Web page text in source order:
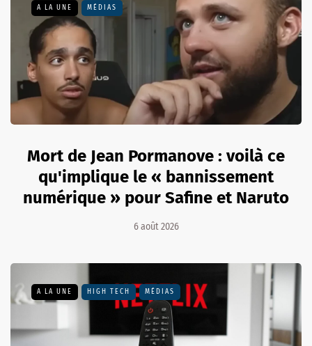
A LA UNE MÉDIAS
Mort de Jean Pormanove : voilà ce
qu'implique le « bannissement
numérique » pour Safine et Naruto
6 août 2026
A LA UNE HIGH TECH MÉDIAS